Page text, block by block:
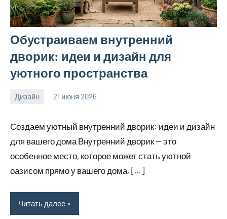
Обустраиваем внутренний
дворик: идеи и дизайн для
уютного пространства
Дизайн 21 июня 2026
calvinken_co
Создаем уютный внутренний дворик: идеи и дизайн
для вашего дома Внутренний дворик — это
особенное место, которое может стать уютной
оазисом прямо у вашего дома. […]
Читать далее